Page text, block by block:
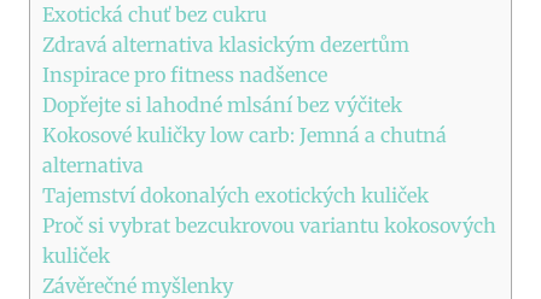
Exotická chuť bez cukru
Zdravá alternativa klasickým dezertům
Inspirace pro fitness nadšence
Dopřejte si lahodné mlsání bez výčitek
Kokosové kuličky low carb: Jemná a chutná
alternativa
Tajemství dokonalých exotických kuliček
Proč si vybrat bezcukrovou variantu kokosových
kuliček
Závěrečné myšlenky